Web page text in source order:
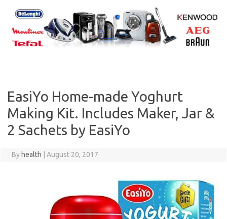
content
EasiYo Home-made Yoghurt
Making Kit. Includes Maker, Jar &
2 Sachets by EasiYo
By health August 20, 2017